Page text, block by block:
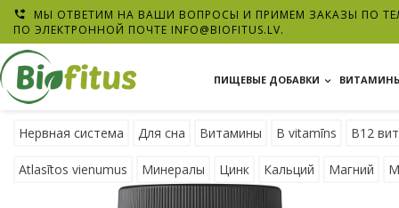

МЫ ОТВЕТИМ НА ВАШИ ВОПРОСЫ И ПРИМЕМ ЗАКАЗЫ ПО
ПО ЭЛЕКТРОННОЙ ПОЧТЕ INFO@BIOFITUS.LV.
ПИЩЕВЫЕ ДОБАВКИ
Нервная система Для сна Витамины B vitamīns В12
Atlasītos vienumus Минералы Цинк Кальций Магний